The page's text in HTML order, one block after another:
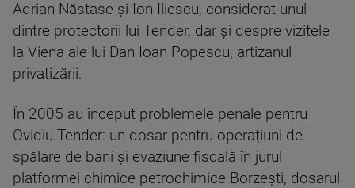
Adrian Năstase și Ion Iliescu, considerat unul
dintre protectorii lui Tender, dar și despre vizitele
la Viena ale lui Dan Ioan Popescu, artizanul
privatizării.
În 2005 au început problemele penale pentru
Ovidiu Tender: un dosar pentru operațiuni de
spălare de bani și evaziune fiscală în jurul
platformei chimice petrochimice Borzești, dosarul